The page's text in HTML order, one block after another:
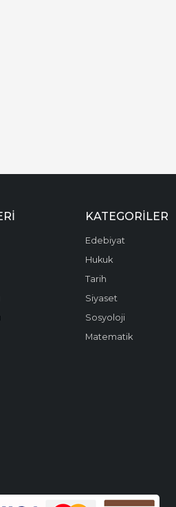
KATEGORILER
Edebiyat
Hukuk
Tarih
Siyaset
Sosyoloji
Matematik